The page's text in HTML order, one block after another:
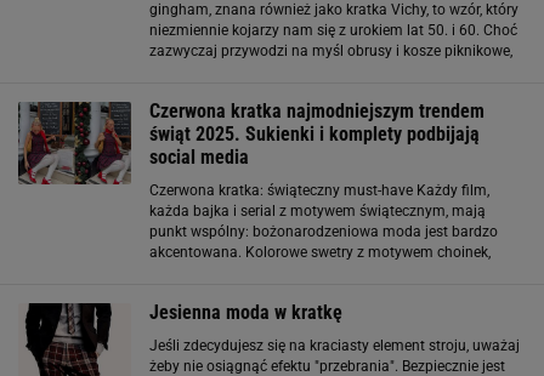
gingham, znana również jako kratka Vichy, to wzór, który
niezmiennie kojarzy nam się z urokiem lat 50. i 60. Choć
zazwyczaj przywodzi na myśl obrusy i kosze piknikowe,
Czerwona kratka najmodniejszym trendem
świąt 2025. Sukienki i komplety podbijają
social media
Czerwona kratka: świąteczny must-have Każdy film,
każda bajka i serial z motywem świątecznym, mają
punkt wspólny: bożonarodzeniowa moda jest bardzo
akcentowana. Kolorowe swetry z motywem choinek,
Jesienna moda w kratkę
Jeśli zdecydujesz się na kraciasty element stroju, uważaj
żeby nie osiągnąć efektu "przebrania". Bezpiecznie jest